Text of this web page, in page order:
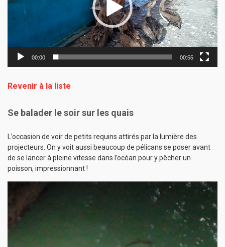
00:00 00:55
Revenir à la liste
Se balader le soir sur les quais
L’occasion de voir de petits requins attirés par la lumière des
projecteurs. On y voit aussi beaucoup de pélicans se poser avant
de se lancer à pleine vitesse dans l’océan pour y pêcher un
poisson, impressionnant !